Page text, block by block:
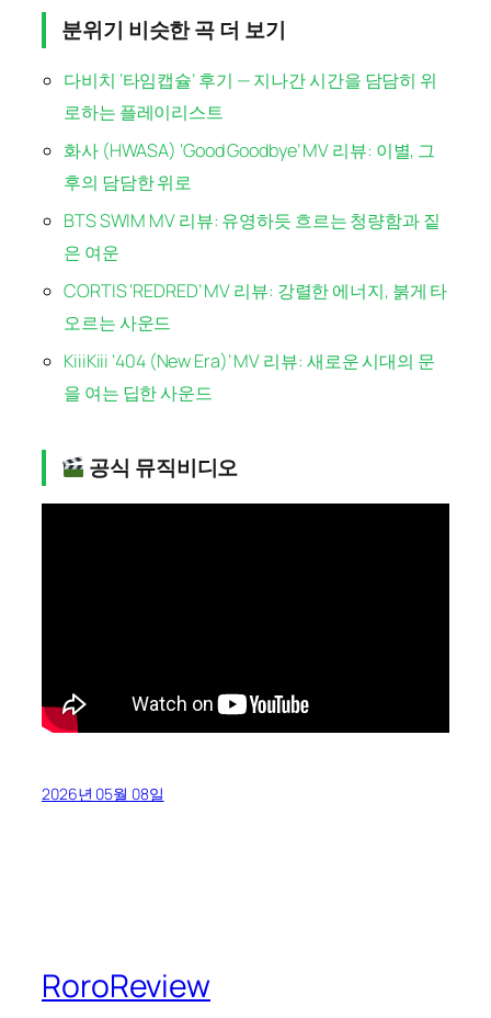
분위기 비슷한 곡 더 보기
다비치 ‘타임캡슐’ 후기 — 지나간 시간을 담담히 위
로하는 플레이리스트
화사 (HWASA) ‘Good Goodbye’ MV 리뷰: 이별, 그
후의 담담한 위로
BTS SWIM MV 리뷰: 유영하듯 흐르는 청량함과 짙
은 여운
CORTIS ‘REDRED’ MV 리뷰: 강렬한 에너지, 붉게 타
오르는 사운드
KiiiKiii ‘404 (New Era)’ MV 리뷰: 새로운 시대의 문
을 여는 딥한 사운드
공식 뮤직비디오
2026년 05월 08일
RoroReview